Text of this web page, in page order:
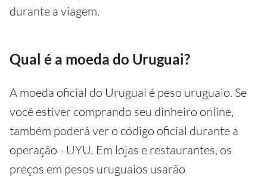
durante a viagem.
Qual é a moeda do Uruguai?
A moeda oficial do Uruguai é peso uruguaio. Se
você estiver comprando seu dinheiro online,
também poderá ver o código oficial durante a
operação - UYU. Em lojas e restaurantes, os
preços em pesos uruguaios usarão